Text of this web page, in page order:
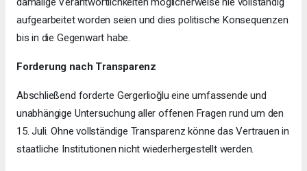
aufgearbeitet worden seien und dies politische Konsequenzen
bis in die Gegenwart habe.
Forderung nach Transparenz
Abschließend forderte Gergerlioğlu eine umfassende und
unabhängige Untersuchung aller offenen Fragen rund um den
15. Juli. Ohne vollständige Transparenz könne das Vertrauen in
staatliche Institutionen nicht wiederhergestellt werden.